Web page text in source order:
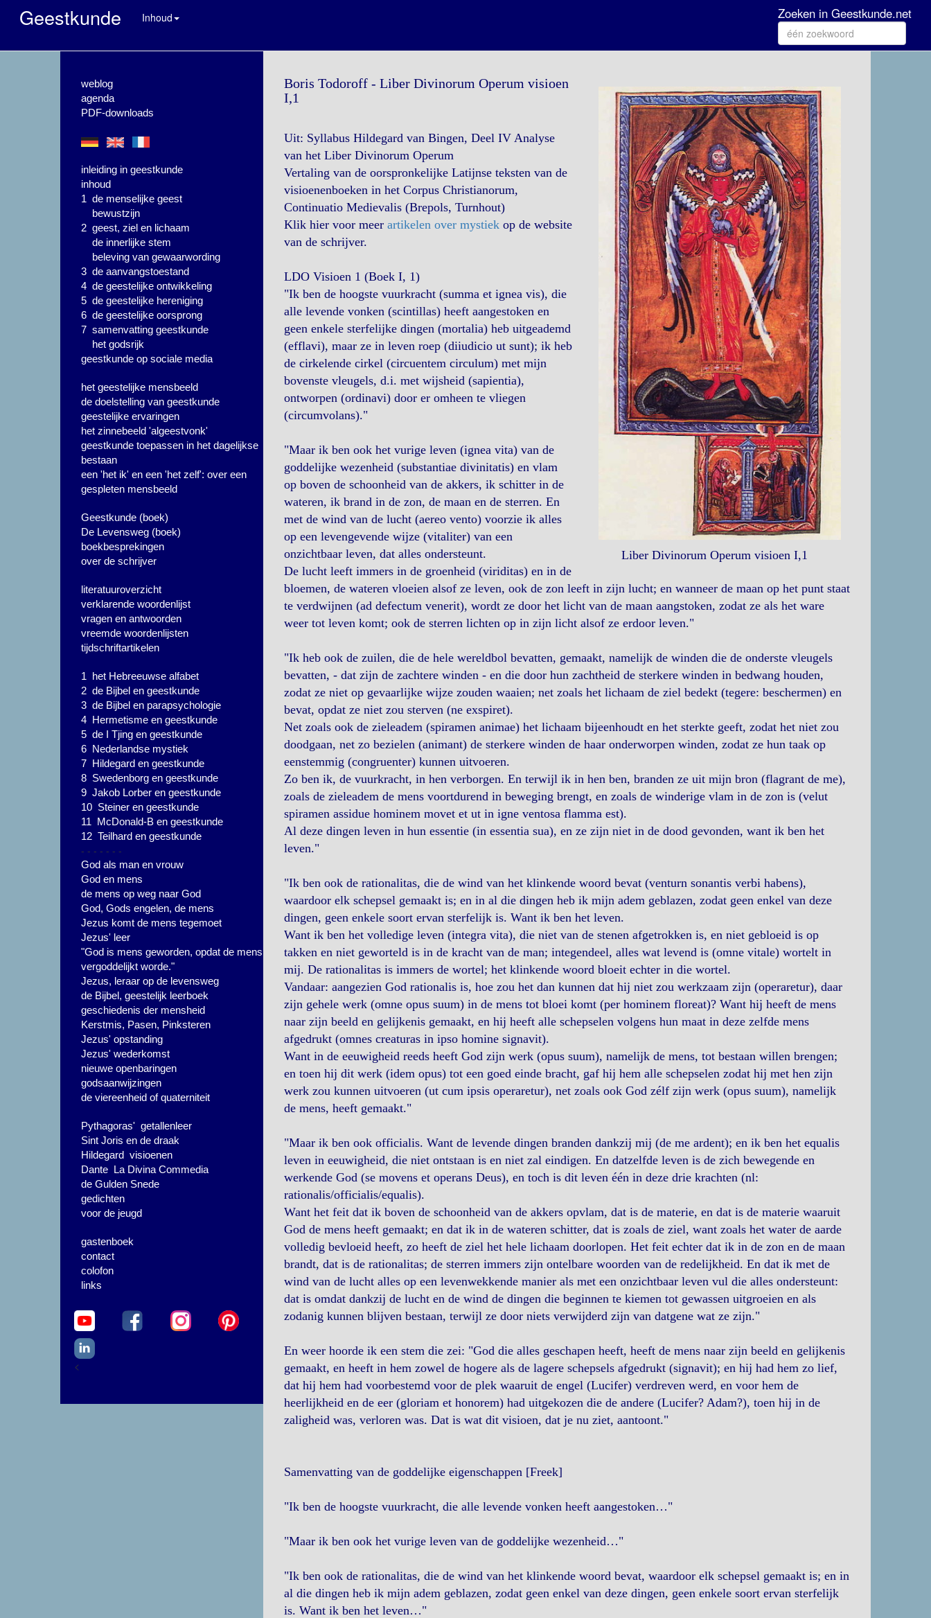
Geestkunde Inhoud Zoeken in Geestkunde.net
weblog
agenda
PDF-downloads
inleiding in geestkunde
inhoud
1 de menselijke geest
bewustzijn
2 geest, ziel en lichaam
de innerlijke stem
beleving van gewaarwording
3 de aanvangstoestand
4 de geestelijke ontwikkeling
5 de geestelijke hereniging
6 de geestelijke oorsprong
7 samenvatting geestkunde
het godsrijk
geestkunde op sociale media
het geestelijke mensbeeld
de doelstelling van geestkunde
geestelijke ervaringen
het zinnebeeld 'algeestvonk'
geestkunde toepassen in het dagelijkse
bestaan
een 'het ik' en een 'het zelf': over een
gespleten mensbeeld
Geestkunde (boek)
De Levensweg (boek)
boekbesprekingen
over de schrijver
literatuuroverzicht
verklarende woordenlijst
vragen en antwoorden
vreemde woordenlijsten
tijdschriftartikelen
1 het Hebreeuwse alfabet
2 de Bijbel en geestkunde
3 de Bijbel en parapsychologie
4 Hermetisme en geestkunde
5 de I Tjing en geestkunde
6 Nederlandse mystiek
7 Hildegard en geestkunde
8 Swedenborg en geestkunde
9 Jakob Lorber en geestkunde
10 Steiner en geestkunde
11 McDonald-B en geestkunde
12 Teilhard en geestkunde
- - - - - - -
God als man en vrouw
God en mens
de mens op weg naar God
God, Gods engelen, de mens
Jezus komt de mens tegemoet
Jezus' leer
"God is mens geworden, opdat de mens
vergoddelijkt worde."
Jezus, leraar op de levensweg
de Bijbel, geestelijk leerboek
geschiedenis der mensheid
Kerstmis, Pasen, Pinksteren
Jezus' opstanding
Jezus' wederkomst
nieuwe openbaringen
godsaanwijzingen
de viereenheid of quaterniteit
Pythagoras' getallenleer
Sint Joris en de draak
Hildegard visioenen
Dante La Divina Commedia
de Gulden Snede
gedichten
voor de jeugd
gastenboek
contact
colofon
links
<
Liber Divinorum Operum visioen I,1
Boris Todoroff - Liber Divinorum Operum visioen
I,1
Uit: Syllabus Hildegard van Bingen, Deel IV Analyse
van het Liber Divinorum Operum
Vertaling van de oorspronkelijke Latijnse teksten van de
visioenenboeken in het Corpus Christianorum,
Continuatio Medievalis (Brepols, Turnhout)
Klik hier voor meer artikelen over mystiekop de website
van de schrijver.
LDO Visioen 1 (Boek I, 1)
"Ik ben de hoogste vuurkracht (summa et ignea vis), die
alle levende vonken (scintillas) heeft aangestoken en
geen enkele sterfelijke dingen (mortalia) heb uitgeademd
(efflavi), maar ze in leven roep (diiudicio ut sunt); ik heb
de cirkelende cirkel (circuentem circulum) met mijn
bovenste vleugels, d.i. met wijsheid (sapientia),
ontworpen (ordinavi) door er omheen te vliegen
(circumvolans)."
"Maar ik ben ook het vurige leven (ignea vita) van de
goddelijke wezenheid (substantiae divinitatis) en vlam
op boven de schoonheid van de akkers, ik schitter in de
wateren, ik brand in de zon, de maan en de sterren. En
met de wind van de lucht (aereo vento) voorzie ik alles
op een levengevende wijze (vitaliter) van een
onzichtbaar leven, dat alles ondersteunt.
De lucht leeft immers in de groenheid (viriditas) en in de
bloemen, de wateren vloeien alsof ze leven, ook de zon leeft in zijn lucht; en wanneer de maan op het punt staat
te verdwijnen (ad defectum venerit), wordt ze door het licht van de maan aangstoken, zodat ze als het ware
weer tot leven komt; ook de sterren lichten op in zijn licht alsof ze erdoor leven."
"Ik heb ook de zuilen, die de hele wereldbol bevatten, gemaakt, namelijk de winden die de onderste vleugels
bevatten, - dat zijn de zachtere winden - en die door hun zachtheid de sterkere winden in bedwang houden,
zodat ze niet op gevaarlijke wijze zouden waaien; net zoals het lichaam de ziel bedekt (tegere: beschermen) en
bevat, opdat ze niet zou sterven (ne exspiret).
Net zoals ook de zieleadem (spiramen animae) het lichaam bijeenhoudt en het sterkte geeft, zodat het niet zou
doodgaan, net zo bezielen (animant) de sterkere winden de haar onderworpen winden, zodat ze hun taak op
eenstemmig (congruenter) kunnen uitvoeren.
Zo ben ik, de vuurkracht, in hen verborgen. En terwijl ik in hen ben, branden ze uit mijn bron (flagrant de me),
zoals de zieleadem de mens voortdurend in beweging brengt, en zoals de winderige vlam in de zon is (velut
spiramen assidue hominem movet et ut in igne ventosa flamma est).
Al deze dingen leven in hun essentie (in essentia sua), en ze zijn niet in de dood gevonden, want ik ben het
leven."
"Ik ben ook de rationalitas, die de wind van het klinkende woord bevat (venturn sonantis verbi habens),
waardoor elk schepsel gemaakt is; en in al die dingen heb ik mijn adem geblazen, zodat geen enkel van deze
dingen, geen enkele soort ervan sterfelijk is. Want ik ben het leven.
Want ik ben het volledige leven (integra vita), die niet van de stenen afgetrokken is, en niet gebloeid is op
takken en niet geworteld is in de kracht van de man; integendeel, alles wat levend is (omne vitale) wortelt in
mij. De rationalitas is immers de wortel; het klinkende woord bloeit echter in die wortel.
Vandaar: aangezien God rationalis is, hoe zou het dan kunnen dat hij niet zou werkzaam zijn (operaretur), daar
zijn gehele werk (omne opus suum) in de mens tot bloei komt (per hominem floreat)? Want hij heeft de mens
naar zijn beeld en gelijkenis gemaakt, en hij heeft alle schepselen volgens hun maat in deze zelfde mens
afgedrukt (omnes creaturas in ipso homine signavit).
Want in de eeuwigheid reeds heeft God zijn werk (opus suum), namelijk de mens, tot bestaan willen brengen;
en toen hij dit werk (idem opus) tot een goed einde bracht, gaf hij hem alle schepselen zodat hij met hen zijn
werk zou kunnen uitvoeren (ut cum ipsis operaretur), net zoals ook God zélf zijn werk (opus suum), namelijk
de mens, heeft gemaakt."
"Maar ik ben ook officialis. Want de levende dingen branden dankzij mij (de me ardent); en ik ben het equalis
leven in eeuwigheid, die niet ontstaan is en niet zal eindigen. En datzelfde leven is de zich bewegende en
werkende God (se movens et operans Deus), en toch is dit leven één in deze drie krachten (nl:
rationalis/officialis/equalis).
Want het feit dat ik boven de schoonheid van de akkers opvlam, dat is de materie, en dat is de materie waaruit
God de mens heeft gemaakt; en dat ik in de wateren schitter, dat is zoals de ziel, want zoals het water de aarde
volledig bevloeid heeft, zo heeft de ziel het hele lichaam doorlopen. Het feit echter dat ik in de zon en de maan
brandt, dat is de rationalitas; de sterren immers zijn ontelbare woorden van de redelijkheid. En dat ik met de
wind van de lucht alles op een levenwekkende manier als met een onzichtbaar leven vul die alles ondersteunt:
dat is omdat dankzij de lucht en de wind de dingen die beginnen te kiemen tot gewassen uitgroeien en als
zodanig kunnen blijven bestaan, terwijl ze door niets verwijderd zijn van datgene wat ze zijn."
En weer hoorde ik een stem die zei: "God die alles geschapen heeft, heeft de mens naar zijn beeld en gelijkenis
gemaakt, en heeft in hem zowel de hogere als de lagere schepsels afgedrukt (signavit); en hij had hem zo lief,
dat hij hem had voorbestemd voor de plek waaruit de engel (Lucifer) verdreven werd, en voor hem de
heerlijkheid en de eer (gloriam et honorem) had uitgekozen die de andere (Lucifer? Adam?), toen hij in de
zaligheid was, verloren was. Dat is wat dit visioen, dat je nu ziet, aantoont."
Samenvatting van de goddelijke eigenschappen [Freek]
"Ik ben de hoogste vuurkracht, die alle levende vonken heeft aangestoken…"
"Maar ik ben ook het vurige leven van de goddelijke wezenheid…"
"Ik ben ook de rationalitas, die de wind van het klinkende woord bevat, waardoor elk schepsel gemaakt is; en in
al die dingen heb ik mijn adem geblazen, zodat geen enkel van deze dingen, geen enkele soort ervan sterfelijk
is. Want ik ben het leven…"